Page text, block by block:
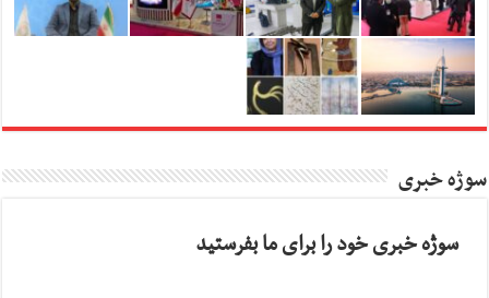
سوژه خبری
سوژه خبری خود را برای ما بفرستید